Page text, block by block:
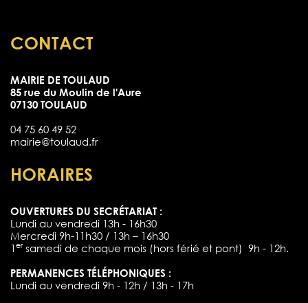
CONTACT
MAIRIE DE TOULAUD
85 rue du Moulin de l'Aure
07130 TOULAUD
04 75 60 49 52
mairie@toulaud.fr
HORAIRES
OUVERTURES DU SECRÉTARIAT :
Lundi au vendredi 13h - 16h30
Mercredi 9h-11h30 / 13h – 16h30
1 ersamedi de chaque mois (hors férié et pont) 9h - 12h.
PERMANENCES TÉLÉPHONIQUES :
Lundi au vendredi 9h - 12h / 13h - 17h